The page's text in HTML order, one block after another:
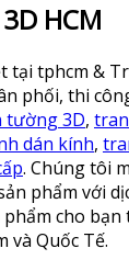
HCM
tại tphcm &
phối, thi
tường 3D,
dán kính,
. Chúng tôi
phẩm với
cho bạn
và Quốc Tế.